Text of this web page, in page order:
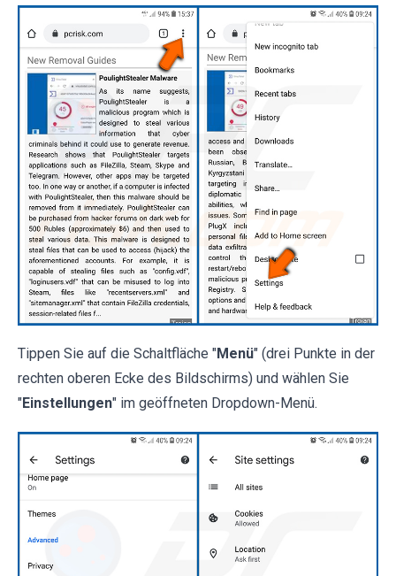
Tippen Sie auf die Schaltfläche "Menü" (drei Punkte in der
rechten oberen Ecke des Bildschirms) und wählen Sie
"Einstellungen" im geöffneten Dropdown-Menü.